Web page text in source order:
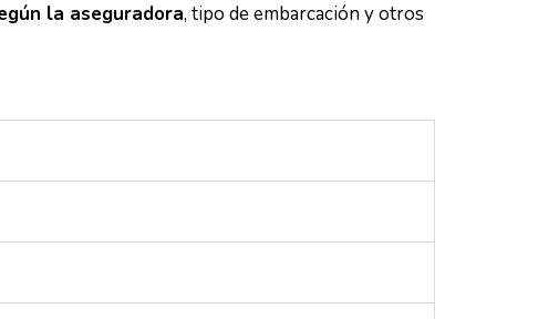
la aseguradora, tipo de embarcación y otros